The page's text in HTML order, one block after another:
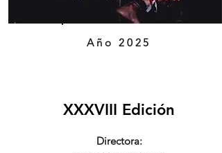
Año 2025
XXXVIII Edición
Directora: